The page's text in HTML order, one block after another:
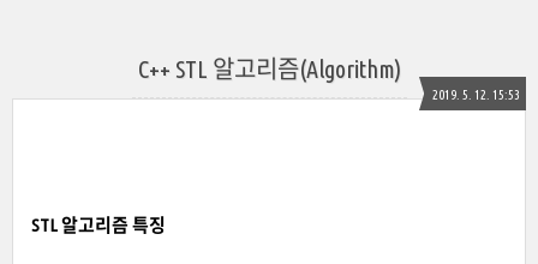
C++ STL 알고리즘(Algorithm)
2019. 5. 12. 15:53
STL 알고리즘 특징